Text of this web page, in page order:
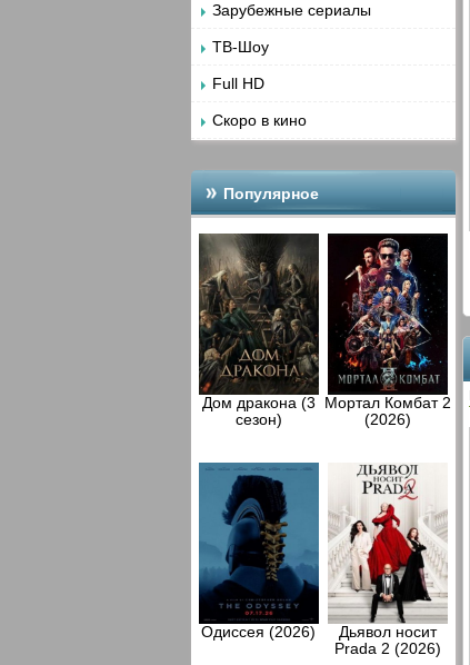
Зарубежные сериалы
ТВ-Шоу
Full HD
Скоро в кино
Популярное
Дом дракона (3
сезон)
Мортал Комбат 2
(2026)
Одиссея (2026)
Дьявол носит
Prada 2 (2026)